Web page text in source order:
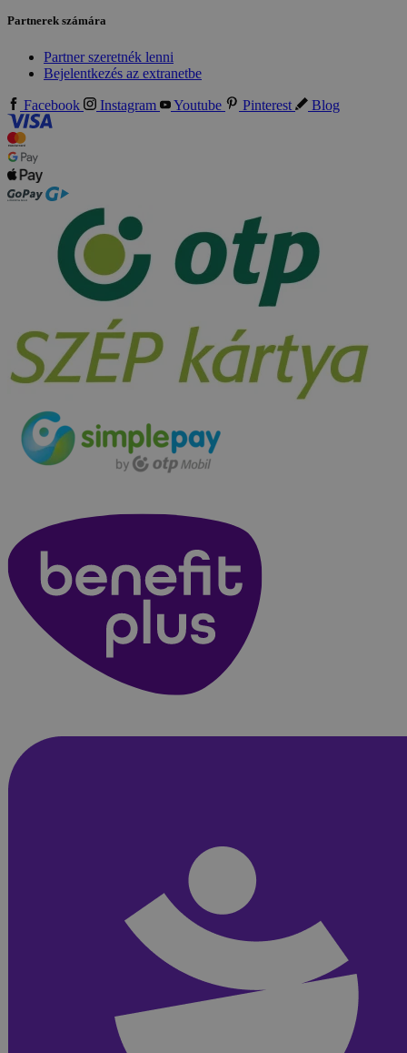
Partnerek számára
Partner szeretnék lenni
Bejelentkezés az extranetbe
Facebook Instagram Youtube Pinterest Blog